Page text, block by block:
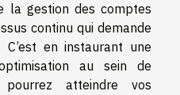
la gestion des comptes
continu qui demande
en instaurant une
au sein de
atteindre vos